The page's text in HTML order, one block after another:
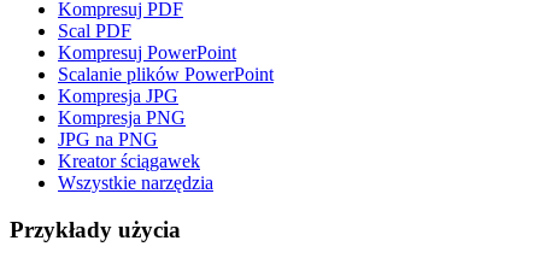
Kompresuj PDF
Scal PDF
Kompresuj PowerPoint
Scalanie plików PowerPoint
Kompresja JPG
Kompresja PNG
JPG na PNG
Kreator ściągawek
Wszystkie narzędzia
Przykłady użycia